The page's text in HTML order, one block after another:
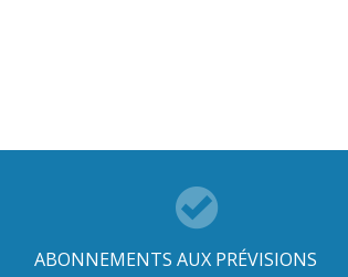
ABONNEMENTS AUX PRÉVISIONS